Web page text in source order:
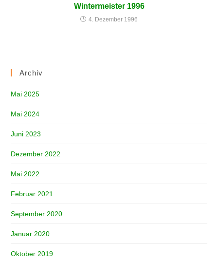
Wintermeister 1996
4. Dezember 1996
Archiv
Mai 2025
Mai 2024
Juni 2023
Dezember 2022
Mai 2022
Februar 2021
September 2020
Januar 2020
Oktober 2019